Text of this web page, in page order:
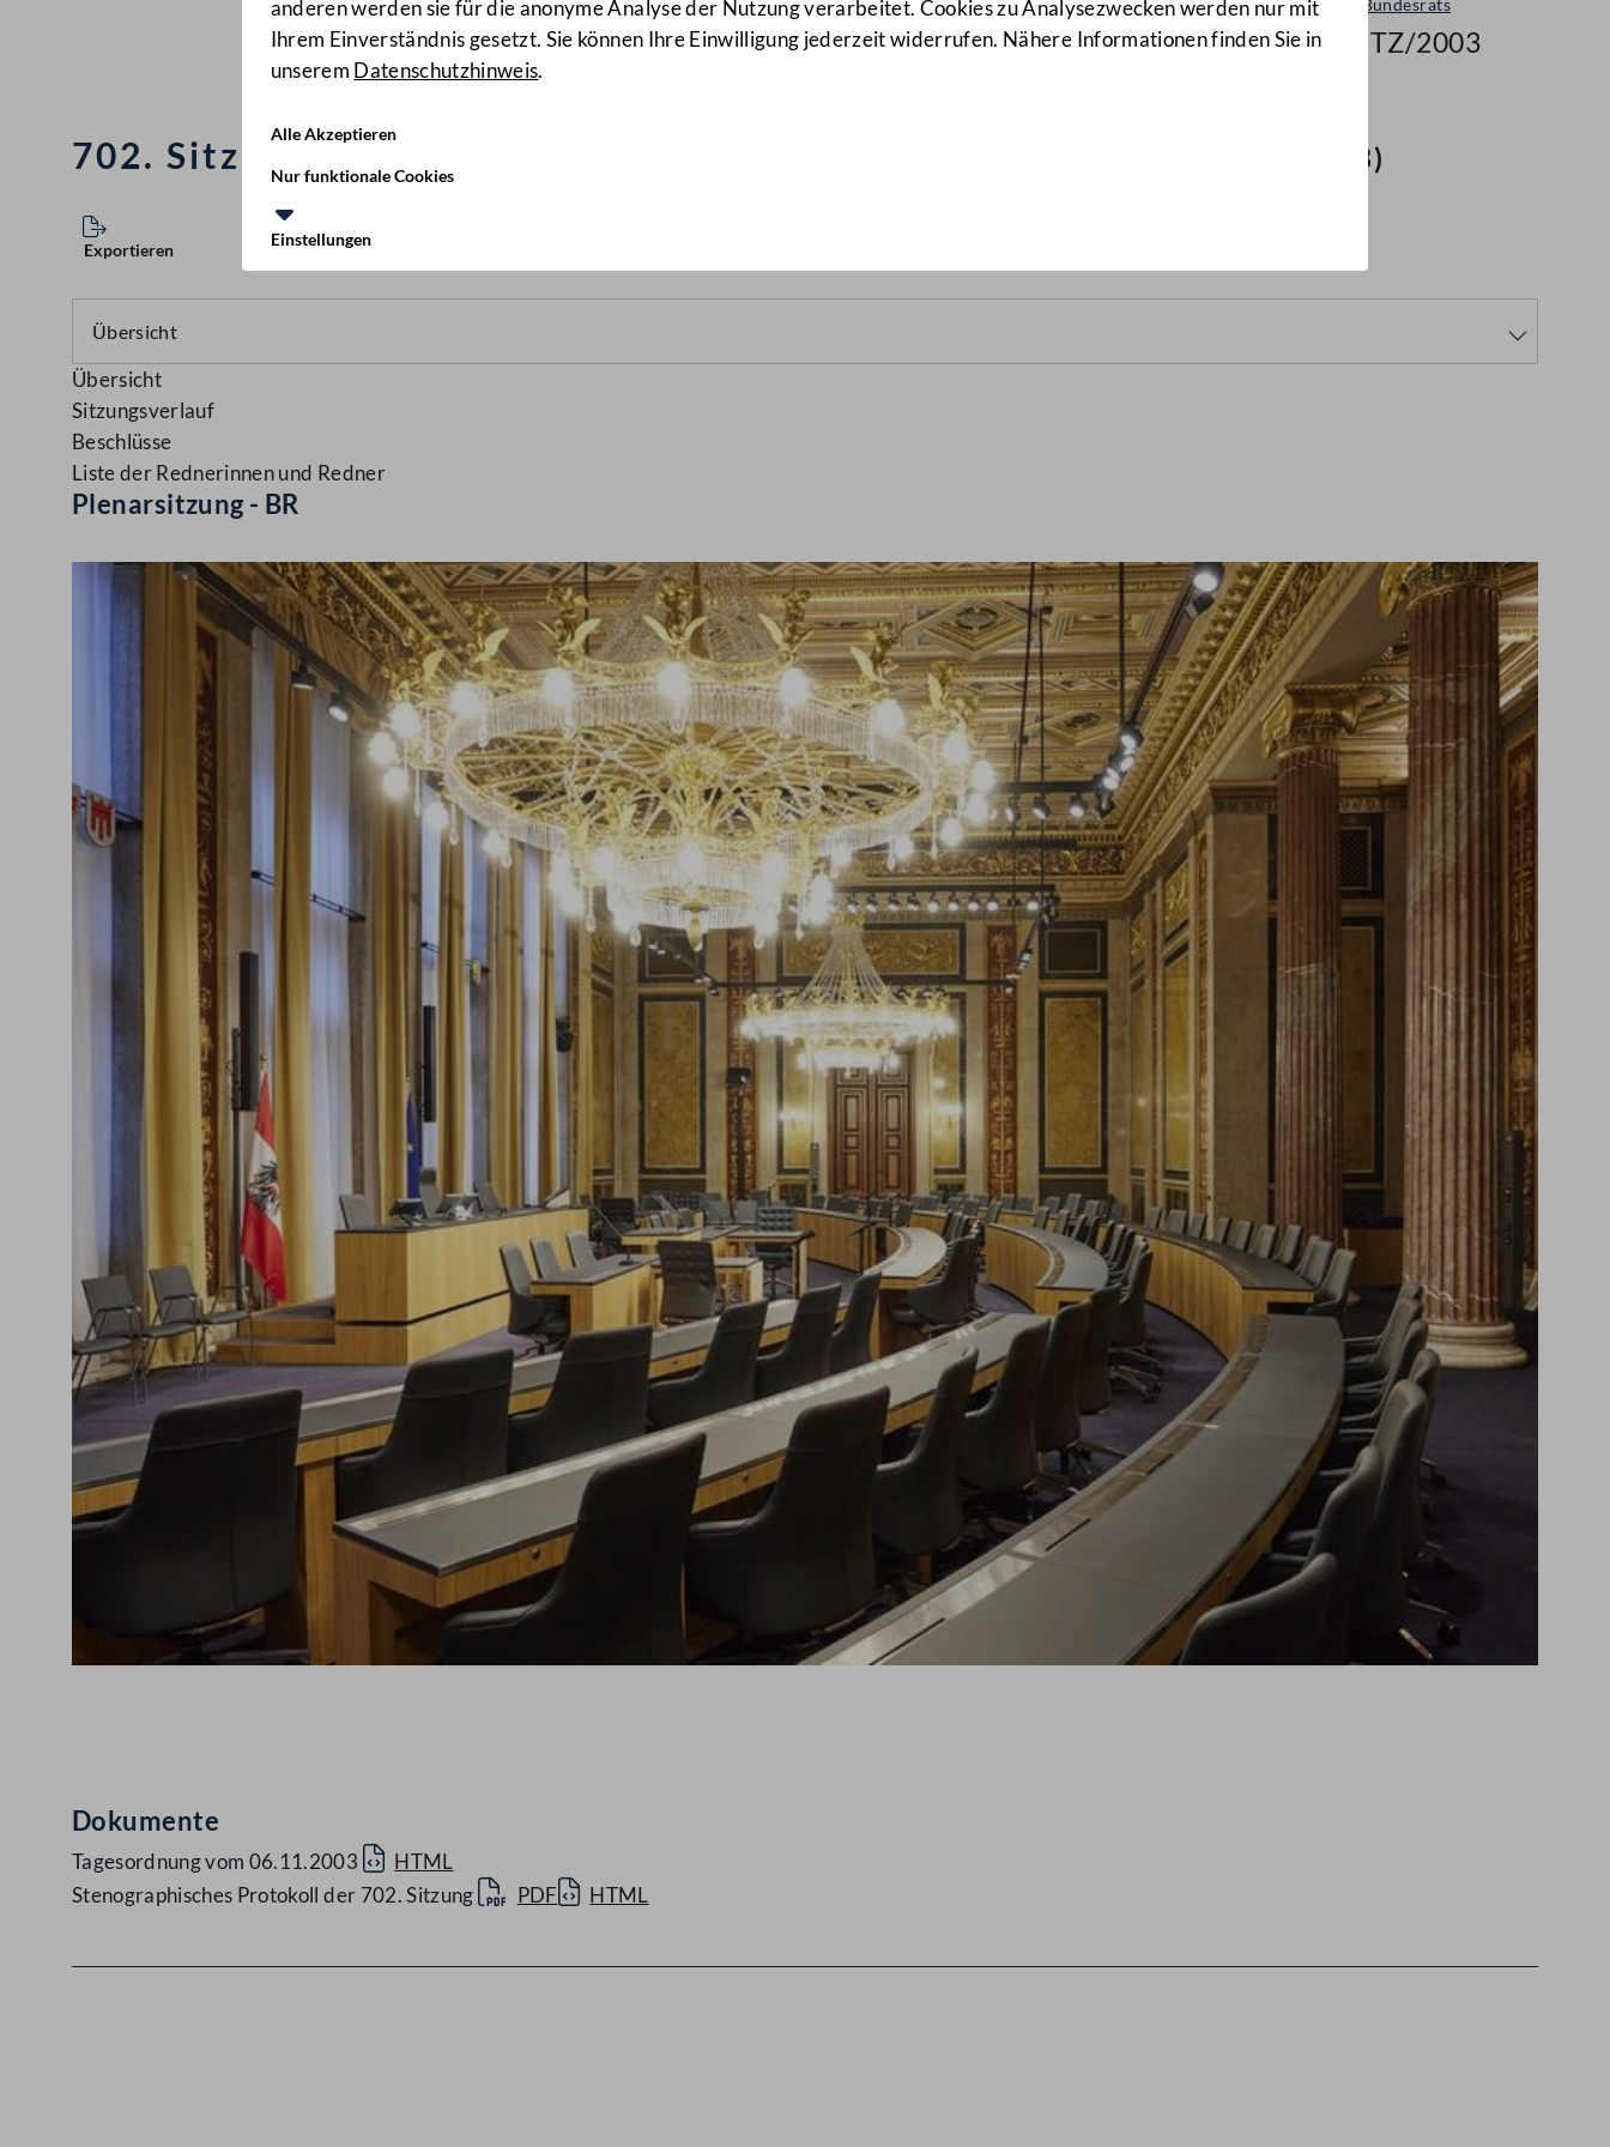
anderen werden sie für die anonyme Analyse der Nutzung verarbeitet. Cookies zu Analysezwecken werden nur mit
Ihrem Einverständnis gesetzt. Sie können Ihre Einwilligung jederzeit widerrufen. Nähere Informationen finden Sie in
unserem Datenschutzhinweis.
Alle Akzeptieren
Nur funktionale Cookies
Einstellungen
Sitzungen des Bundesrats
702/BRSITZ/2003
702. Sitzung des Bundesrats vom 6. November 2003 (702/BRSITZ/2003)
Exportieren
Übersicht
Sitzungsverlauf
Beschlüsse
Liste der Rednerinnen und Redner
Plenarsitzung - BR
Dokumente
Tagesordnung vom 06.11.2003
HTML
Stenographisches Protokoll der 702. Sitzung
PDF HTML